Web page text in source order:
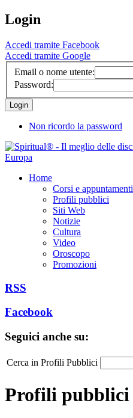
Login
Accedi tramite Facebook
Accedi tramite Google
Email o nome utente:
Password:
Non ricordo la password
Home
Corsi e appuntamenti
Profili pubblici
Siti Web
Notizie
Cultura
Video
Oroscopo
Promozioni
RSS
Facebook
Seguici anche su:
Cerca in Profili Pubblici
Profili pubblici